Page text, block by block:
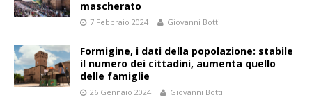
mascherato
7 Febbraio 2024 Giovanni Botti
Formigine, i dati della popolazione: stabile
il numero dei cittadini, aumenta quello
delle famiglie
26 Gennaio 2024 Giovanni Botti